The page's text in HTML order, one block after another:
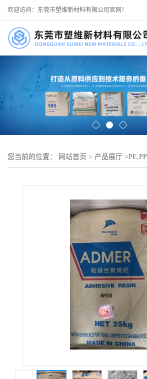
欢迎访问：东莞市塑维新材料有限公司官网！
您当前的位置： 网站首页 > 产品展厅 >PE,PP